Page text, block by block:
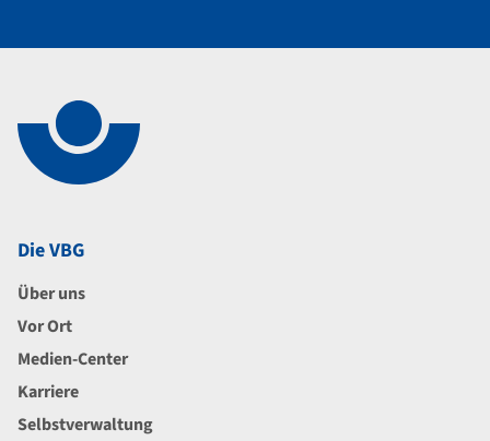
Die VBG
Über uns
Vor Ort
Medien-Center
Karriere
Selbstverwaltung